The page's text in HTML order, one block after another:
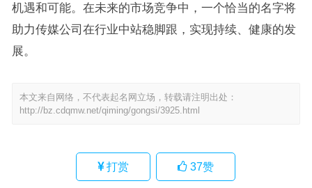
机遇和可能。在未来的市场竞争中，一个恰当的名字将
助力传媒公司在行业中站稳脚跟，实现持续、健康的发
展。
本文来自网络，不代表起名网立场，转载请注明出处：
http://bz.cdqmw.net/qiming/gongsi/3925.html
打赏 37赞